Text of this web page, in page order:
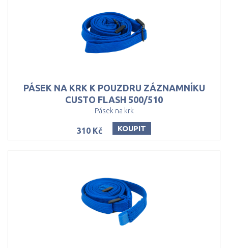
PÁSEK NA KRK K POUZDRU ZÁZNAMNÍKU
CUSTO FLASH 500/510
Pásek na krk
310 Kč KOUPIT